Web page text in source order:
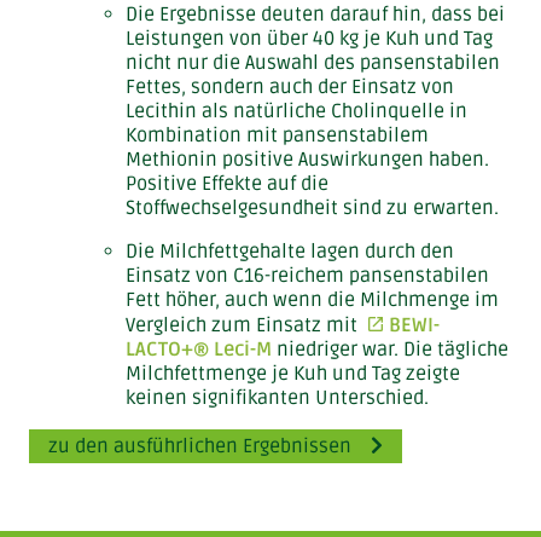
Die Ergebnisse deuten darauf hin, dass bei
Leistungen von über 40 kg je Kuh und Tag
nicht nur die Auswahl des pansenstabilen
Fettes, sondern auch der Einsatz von
Lecithin als natürliche Cholinquelle in
Kombination mit pansenstabilem
Methionin positive Auswirkungen haben.
Positive Effekte auf die
Stoffwechselgesundheit sind zu erwarten.
Die Milchfettgehalte lagen durch den
Einsatz von C16-reichem pansenstabilen
Fett höher, auch wenn die Milchmenge im
Vergleich zum Einsatz mit
BEWI-
LACTO+® Leci-M niedriger war. Die tägliche
Milchfettmenge je Kuh und Tag zeigte
keinen signifikanten Unterschied.
zu den ausführlichen Ergebnissen